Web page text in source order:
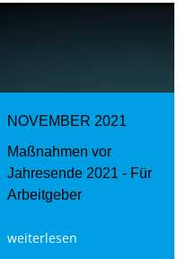
NOVEMBER 2021
Maßnahmen vor
Jahresende 2021 - Für
Arbeitgeber
weiterlesen